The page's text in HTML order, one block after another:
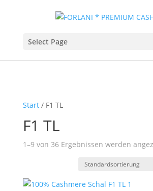
Select Page
Start/ F1 TL
F1 TL
1–9 von 36 Ergebnissen werden